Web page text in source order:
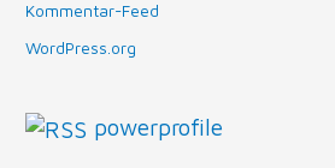
c
:
Kommentar-Feed
WordPress.org
powerprofile